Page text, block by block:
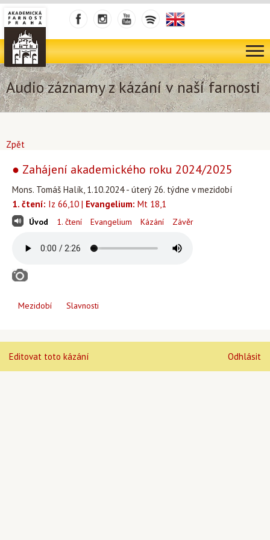
Audio záznamy z kázání v naší farnosti
Zpět
● Zahájení akademického roku 2024/2025
Mons. Tomáš Halík, 1.10.2024 - úterý 26. týdne v mezidobí
1. čtení: Iz 66,10 | Evangelium: Mt 18,1
Úvod 1. čtení Evangelium Kázání Závěr
Mezidobí Slavnosti
Editovat toto kázání Odhlásit